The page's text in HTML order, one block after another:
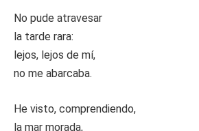
No pude atravesar
la tarde rara:
lejos, lejos de mí,
no me abarcaba.
He visto, comprendiendo,
la mar morada,